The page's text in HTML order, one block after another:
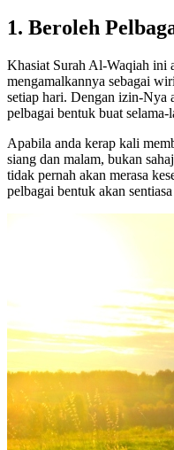
1. Beroleh
Khasiat Surah Al-Waqiah ini
mengamalkannya sebagai
setiap hari. Dengan izin-Nya
pelbagai bentuk buat selama-
Apabila anda kerap kali
siang dan malam, bukan
tidak pernah akan merasa
pelbagai bentuk akan